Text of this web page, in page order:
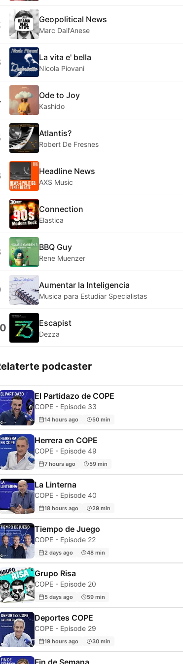
Geopolitical News
Marc Dall'Anese
La vita e' bella
Nicola Piovani
Ode to Joy
Kashido
Atlantis?
Robert De Fresnes
Headline News
AXS Music
Connection
Elastica
BBQ Guy
Rene Muenzer
Aumentar la Inteligencia
Musica para Estudiar Specialistas
Escapist
Dezza
podcaster
El Partidazo de COPE
COPE - Episode 33
14 hours ago 50 min
Herrera en COPE
COPE - Episode 49
7 hours ago 59 min
La Linterna
COPE - Episode 40
18 hours ago 29 min
Tiempo de Juego
COPE - Episode 22
2 days ago 48 min
Grupo Risa
COPE - Episode 20
5 days ago 59 min
Deportes COPE
COPE - Episode 29
19 hours ago 30 min